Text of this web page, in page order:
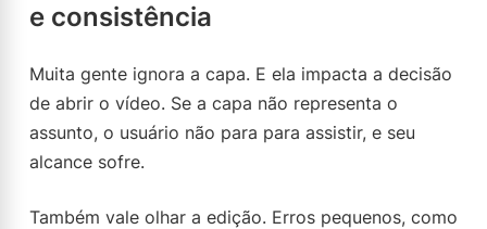
e consistência
Muita gente ignora a capa. E ela impacta a decisão
de abrir o vídeo. Se a capa não representa o
assunto, o usuário não para para assistir, e seu
alcance sofre.
Também vale olhar a edição. Erros pequenos, como